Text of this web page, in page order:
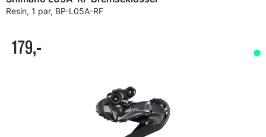
Resin, 1 par, BP-L05A-RF
179,-